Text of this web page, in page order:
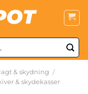
& skydning /
& skydekasser